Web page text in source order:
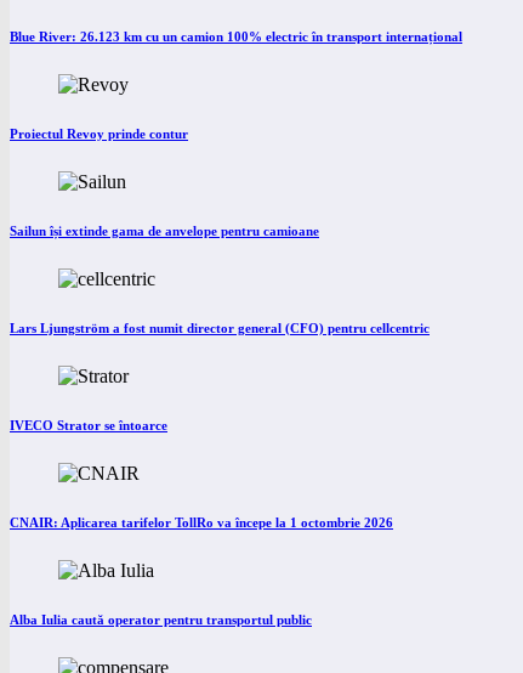
Blue River: 26.123 km cu un camion 100% electric în transport internațional
Proiectul Revoy prinde contur
Sailun își extinde gama de anvelope pentru camioane
Lars Ljungström a fost numit director general (CFO) pentru cellcentric
IVECO Strator se întoarce
CNAIR: Aplicarea tarifelor TollRo va începe la 1 octombrie 2026
Alba Iulia caută operator pentru transportul public